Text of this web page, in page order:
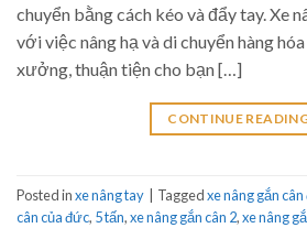
chuyển bằng cách kéo và đẩy tay. Xe
với việc nâng hạ và di chuyển hàng
xưởng, thuận tiện cho bạn […]
CONTINUE
Posted inxe nâng tay | Taggedxe nâng gắn cân
cân của đức, 5 tấn,xe nâng gắn cân 2,xe nâng